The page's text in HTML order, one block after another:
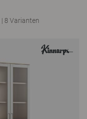
| 8 Varianten